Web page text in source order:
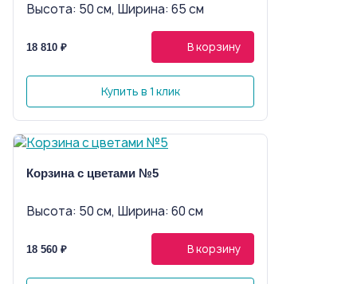
Высота: 50 см, Ширина: 65 см
18 810 ₽ В корзину
Купить в 1 клик
Корзина с цветами №5
Высота: 50 см, Ширина: 60 см
18 560 ₽ В корзину